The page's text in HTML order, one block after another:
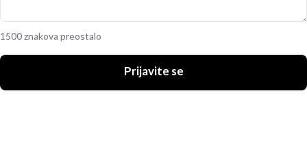
1500 znakova preostalo
Prijavite se